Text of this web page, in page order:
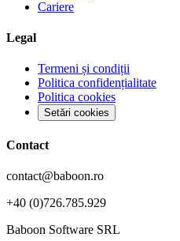
Cariere
Legal
Termeni și condiții
Politica confidențialitate
Politica cookies
Setări cookies
Contact
contact@baboon.ro
+40 (0)726.785.929
Baboon Software SRL